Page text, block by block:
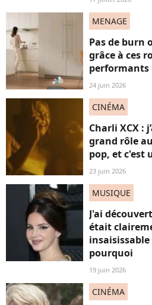
MENAGE
Pas de burn
grâce à ces
performants
24 juin 2026
CINÉMA
Charli XCX :
grand rôle
pop, et c'est
23 juin 2026
MUSIQUE
J'ai
était
pourquoi
19 juin 2026
CINÉMA